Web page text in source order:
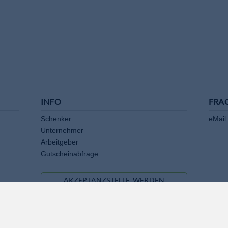
INFO
Schenker
Unternehmer
Arbeitgeber
Gutscheinabfrage
eMail:
AKZEPTANZSTELLE WERDEN